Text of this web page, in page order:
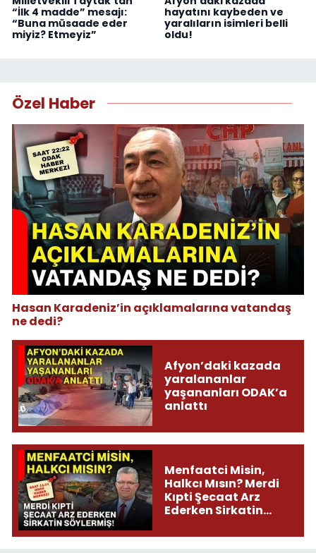
“İlk 4 madde” mesajı:
“Buna müsaade eder
miyiz? Etmeyiz”
hayatını kaybeden ve
yaralıların isimleri belli
oldu!
Özel Haber
Hasan Karadeniz’in açıklamalarına vatandaş
ne dedi?
Afyon’daki kazada
yaralananlar
yaşananları ODAK’a
anlattı
Menfaatci Misin,
Halkcı Mısın? Merdi
Kıpti Şecaat Arz
Ederken Sirkatin